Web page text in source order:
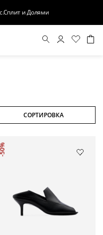
и Долями
СОРТИРОВКА
-50%